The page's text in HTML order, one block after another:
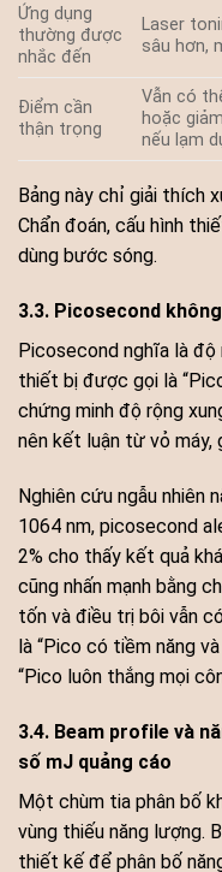
Ứng dụng
thường được
nhắc đến
Laser
sâu hơn,
Điểm cần
thận trọng
Vẫn có
hoặc
nếu lạm
Bảng này chỉ giải thích
Chẩn đoán, cấu hình
dùng bước sóng.
3.3. Picosecond
Picosecond nghĩa là độ
thiết bị được gọi là
chứng minh độ rộng
nên kết luận từ vỏ máy,
Nghiên cứu ngẫu nhiên
1064 nm, picosecond
2% cho thấy kết quả
cũng nhấn mạnh bằng
tốn và điều trị bôi vẫn
là “Pico có tiềm năng
“Pico luôn thắng mọi
3.4. Beam profile và
số mJ quảng cáo
Một chùm tia phân bố
vùng thiếu năng lượng.
thiết kế để phân bố